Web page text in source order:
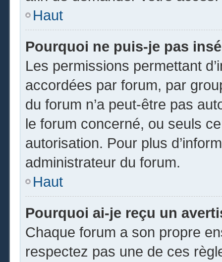
Haut
Pourquoi ne puis-je pas
Les permissions permettant
accordées par forum, par
du forum n’a peut-être pas
le forum concerné, ou seuls
autorisation. Pour plus
administrateur du forum.
Haut
Pourquoi ai-je reçu un
Chaque forum a son propre
respectez pas une de ces